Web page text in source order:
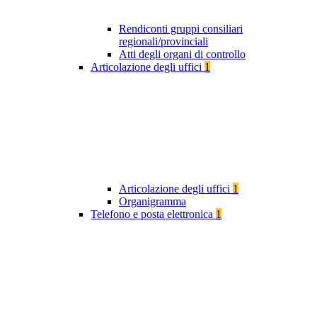
Rendiconti gruppi consiliari
regionali/provinciali
Atti degli organi di controllo
Articolazione degli uffici 1
Articolazione degli uffici 1
Organigramma
Telefono e posta elettronica 1